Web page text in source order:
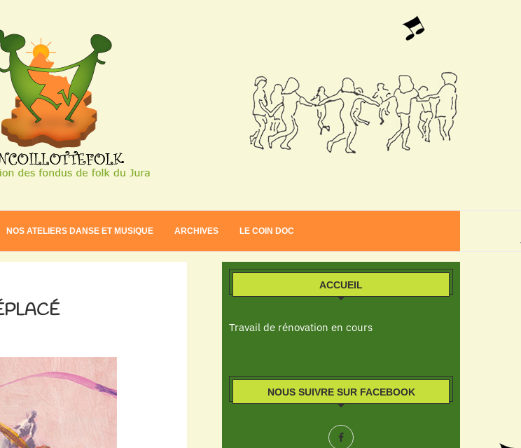
NOS ATELIERS DANSE ET MUSIQUE ARCHIVES LE COIN DOC
ACCUEIL
Travail de rénovation en cours
NOUS SUIVRE SUR FACEBOOK